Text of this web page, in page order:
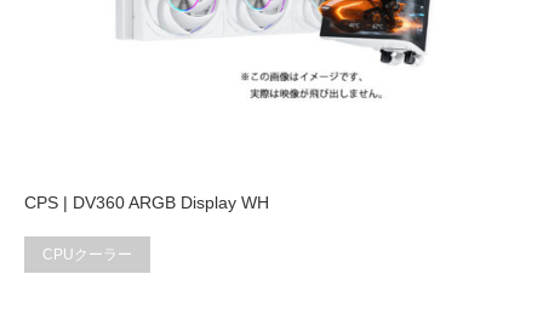
CPS | DV360 ARGB Display WH
CPUクーラー